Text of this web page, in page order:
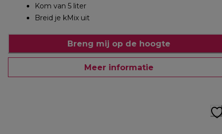
Kom van 5 liter
Breid je kMix uit
Breng mij op de hoogte
Meer informatie